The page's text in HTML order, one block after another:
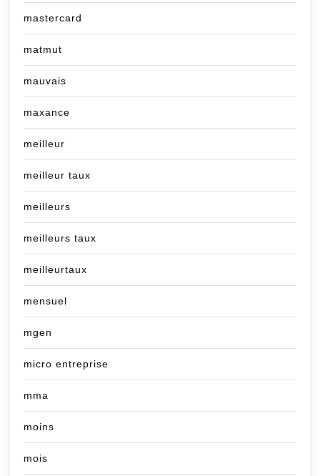
mastercard
matmut
mauvais
maxance
meilleur
meilleur taux
meilleurs
meilleurs taux
meilleurtaux
mensuel
mgen
micro entreprise
mma
moins
mois